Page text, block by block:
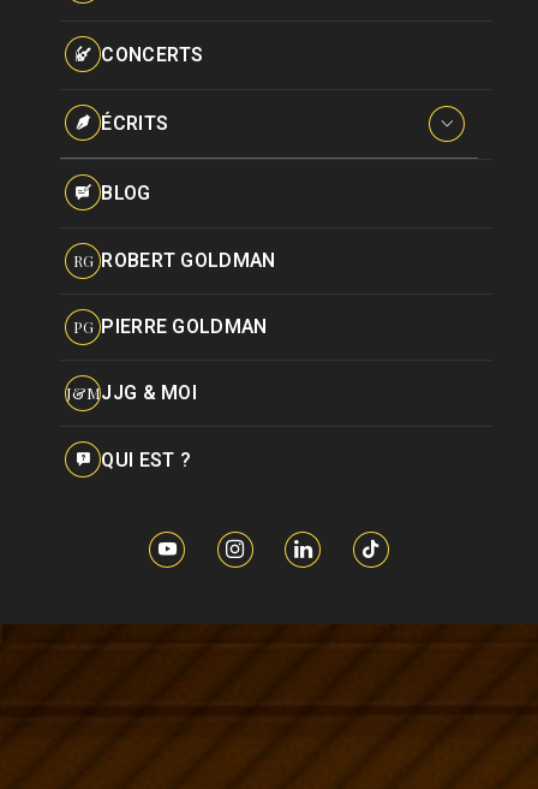
Pseudonymes
CONCERTS
ÉCRITS
Interviews
BLOG
RG ROBERT GOLDMAN
PG PIERRE GOLDMAN
J&MJJG & MOI
QUI EST ?